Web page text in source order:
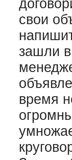
свои
зашли
время